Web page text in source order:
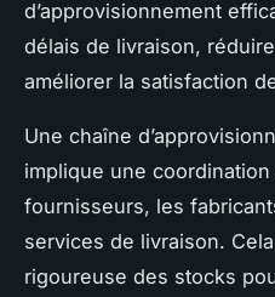
d’approvisionnement
délais de livraison,
améliorer la satisfaction
Une chaîne
implique une
fournisseurs, les
services de livraison.
rigoureuse des stocks